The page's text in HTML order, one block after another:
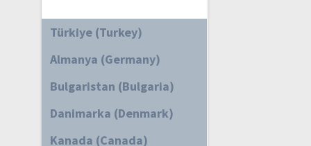
Türkiye (Turkey)
Almanya (Germany)
Bulgaristan (Bulgaria)
Danimarka (Denmark)
Kanada (Canada)